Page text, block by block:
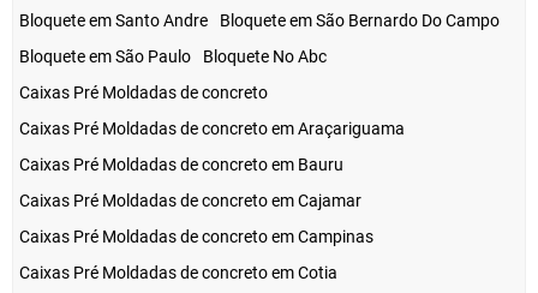
Bloquete em Santo Andre
Bloquete em São Bernardo Do Campo
Bloquete em São Paulo
Bloquete No Abc
Caixas Pré Moldadas de concreto
Caixas Pré Moldadas de concreto em Araçariguama
Caixas Pré Moldadas de concreto em Bauru
Caixas Pré Moldadas de concreto em Cajamar
Caixas Pré Moldadas de concreto em Campinas
Caixas Pré Moldadas de concreto em Cotia